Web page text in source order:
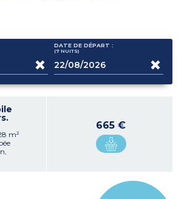
DATE DE DÉPART :
(7 NUITS)
m²
ondes,
665 €